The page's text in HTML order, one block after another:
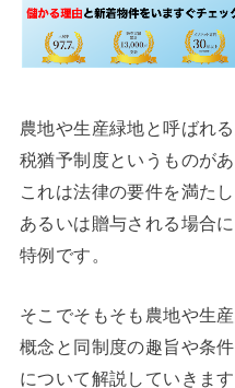
農地や生産緑地と呼ばれ
税猶予制度というものがあ
これは法律の要件を満た
あるいは贈与される場合
特例です。
そこでそもそも農地や生
概念と同制度の趣旨や条
について解説していきます